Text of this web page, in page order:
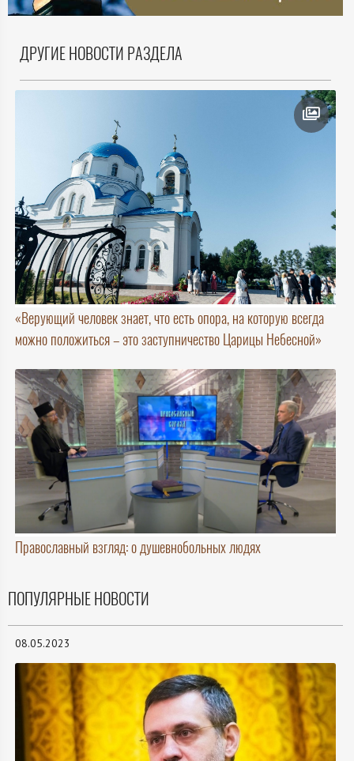
ДРУГИЕ НОВОСТИ РАЗДЕЛА
«Верующий человек знает, что есть опора, на которую всегда
можно положиться – это заступничество Царицы Небесной»
Православный взгляд: о душевнобольных людях
ПОПУЛЯРНЫЕ НОВОСТИ
08.05.2023